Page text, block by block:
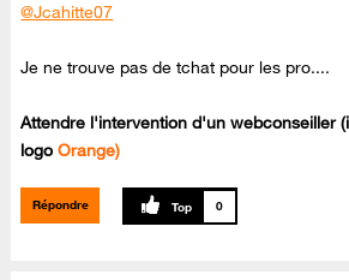
@Jcahitte07
Je ne trouve pas de tchat pour les pro....
Attendre l'intervention d'un webconseiller
logoOrange)
Répondre 0